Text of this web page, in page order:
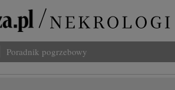
Poradnik pogrzebowy